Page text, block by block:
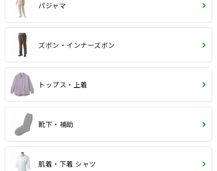
パジャマ
ズボン・インナーズボン
トップス・上着
靴下・補助
肌着・下着 シャツ